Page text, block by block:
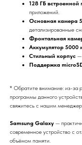
128 ГБ встроенной
приложений.
Основная камера
детализированные
Фронтальная
Аккумулятор 5000
Стильный корпус —
Поддержка
* Обратите внимание: из-за
программы данного
свяжитесь с нашим
Samsung Galaxy —
современное устройство с
объёмом памяти.